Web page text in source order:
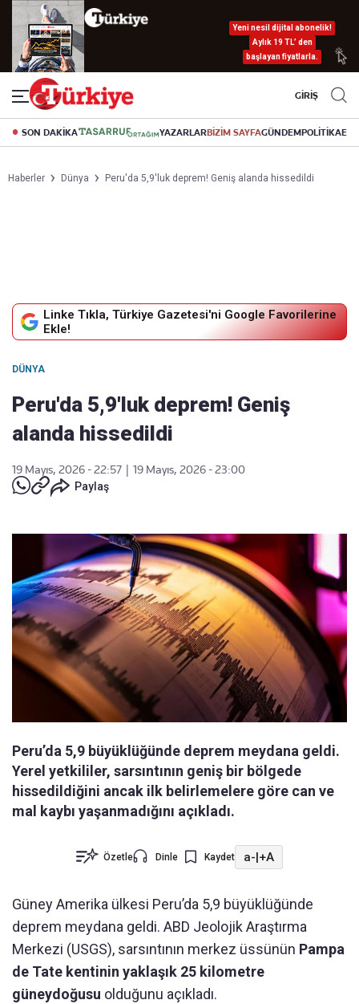
Yeni nesil dijital abonelik!
Aylık 19 TL’ den
başlayan fiyatlarla.
GİRİŞ
SON DAKİKA YAZARLARBİZİM SAYFAGÜNDEMPOLİTİKA
Haberler Dünya Peru'da 5,9'luk deprem! Geniş alanda hissedildi
Linke Tıkla, Türkiye Gazetesi'ni Google Favorilerine
Ekle!
DÜNYA
Peru'da 5,9'luk deprem! Geniş
alanda hissedildi
19 Mayıs, 2026 - 22:57
19 Mayıs, 2026 - 23:00
Paylaş
Peru’da 5,9 büyüklüğünde deprem meydana geldi.
Yerel yetkililer, sarsıntının geniş bir bölgede
hissedildiğini ancak ilk belirlemelere göre can ve
mal kaybı yaşanmadığını açıkladı.
Özetle Dinle Kaydet a-|+A
Güney Amerika ülkesi Peru’da 5,9 büyüklüğünde
deprem meydana geldi. ABD Jeolojik Araştırma
Merkezi (USGS), sarsıntının merkez üssünün Pampa
de Tate kentinin yaklaşık 25 kilometre
güneydoğusu olduğunu açıkladı.